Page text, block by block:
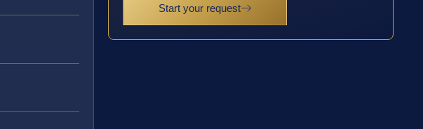
Start your request